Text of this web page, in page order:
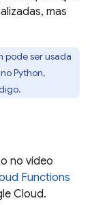
mas
ser usada
Python,
no vídeo
Functions
Cloud.